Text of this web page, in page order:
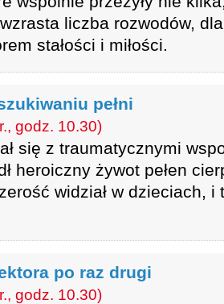
liczba rozwodów,
stałości i miłości.
pełni
godz. 10.30)
się z traumatycznymi
heroiczny żywot pełen
widział w dzieciach, i
po raz drugi
godz. 10.30)